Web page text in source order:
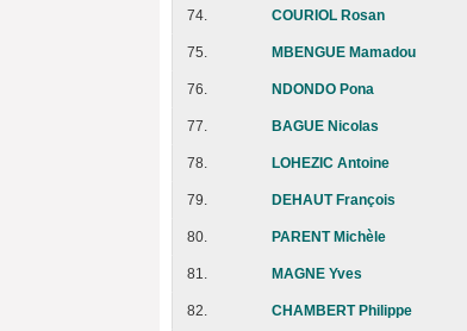
74. COURIOL Rosan
75. MBENGUE Mamadou
76. NDONDO Pona
77. BAGUE Nicolas
78. LOHEZIC Antoine
79. DEHAUT François
80. PARENT Michèle
81. MAGNE Yves
82. CHAMBERT Philippe